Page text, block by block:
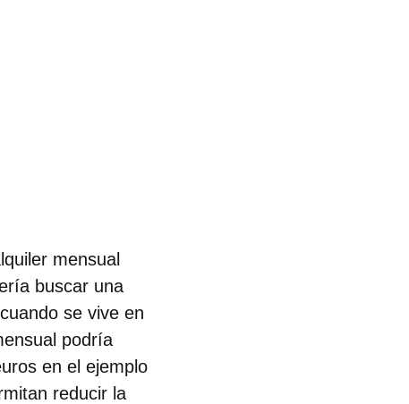
mensual
buscar una
se vive en
podría
en el ejemplo
reducir la